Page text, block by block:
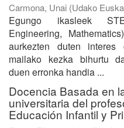
Carmona, Unai (Udako
Egungo ikasleek
Engineering,
aurkezten duten
mailako kezka bihurtu
duen erronka handia ...
Docencia Basada en
universitaria del
Educación Infantil y